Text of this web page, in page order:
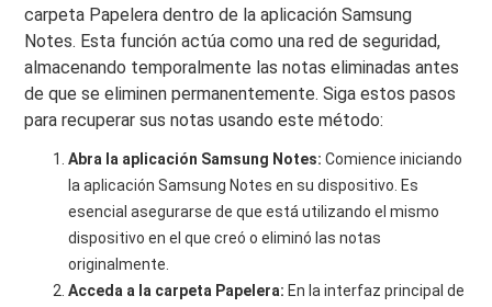
carpeta Papelera dentro de la aplicación Samsung
Notes. Esta función actúa como una red de seguridad,
almacenando temporalmente las notas eliminadas antes
de que se eliminen permanentemente. Siga estos pasos
para recuperar sus notas usando este método:
Abra la aplicación Samsung Notes: Comience iniciando
la aplicación Samsung Notes en su dispositivo. Es
esencial asegurarse de que está utilizando el mismo
dispositivo en el que creó o eliminó las notas
originalmente.
Acceda a la carpeta Papelera: En la interfaz principal de